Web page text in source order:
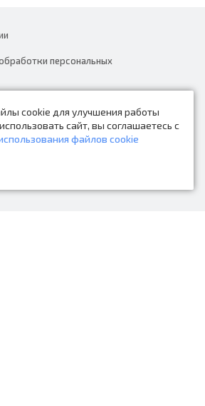
cookie для улучшения работы
сайт, вы соглашаетесь с
файлов cookie
персональных
оплата